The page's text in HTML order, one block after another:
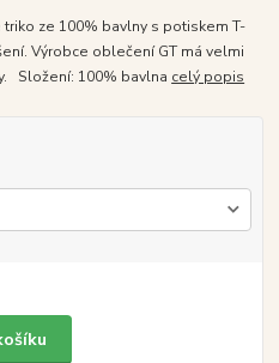
ze 100% bavlny s potiskem T-
Výrobce oblečení GT má velmi
Složení: 100% bavlna celý popis